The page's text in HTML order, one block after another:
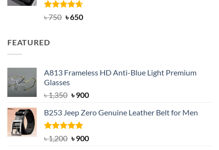
Rated4.63
৳750 Original
৳650Current
FEATURED
A813 Frameless HD Anti-Blue Light Premium
Glasses
৳1,350 Original
was:
৳ 1,350.
৳900Current
is:
B253 Jeep Zero Genuine Leather Belt for Men
Rated5.00
out of 5
৳1,200 Original
৳900Current